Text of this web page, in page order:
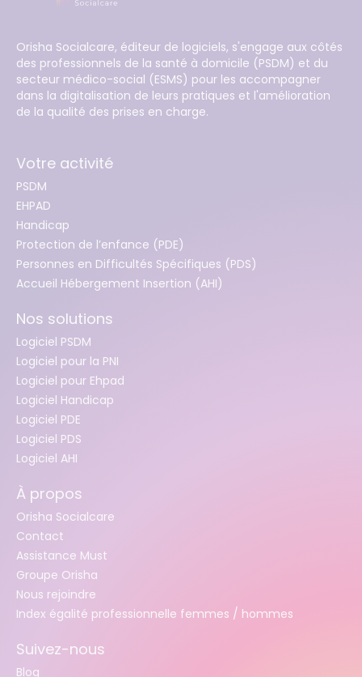
Orisha Socialcare, éditeur de logiciels, s'engage aux côtés
des professionnels de la santé à domicile (PSDM) et du
secteur médico-social (ESMS) pour les accompagner
dans la digitalisation de leurs pratiques et l'amélioration
de la qualité des prises en charge.
Votre activité
PSDM
EHPAD
Handicap
Protection de l’enfance (PDE)
Personnes en Difficultés Spécifiques (PDS)
Accueil Hébergement Insertion (AHI)
Nos solutions
Logiciel PSDM
Logiciel pour la PNI
Logiciel pour Ehpad
Logiciel Handicap
Logiciel PDE
Logiciel PDS
Logiciel AHI
À propos
Orisha Socialcare
Contact
Assistance Must
Groupe Orisha
Nous rejoindre
Index égalité professionnelle femmes / hommes
Suivez-nous
Blog